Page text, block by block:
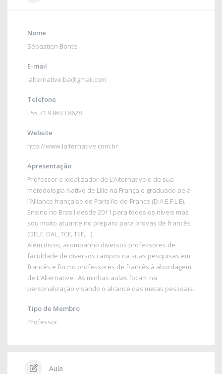
Nome
Sébastien Bonte
E-mail
lalternative.ba@gmail.com
Telefone
+55 71 9 8633 8628
Website
http://www.lalternative.com.br
Apresentação
Professor e idealizador de L’Alternative e de sua
metodologia Nativo de Lille na França e graduado pela
l’Alliance française de Paris île-de-France (D.A.E.F.L.E).
Ensino no Brasil desde 2011 para todos os níveis mas
sou muito atuante no preparo para provas de francês
(DELF, DAL, TCF, TEF,…).
Além disso, acompanho diversos professores de
faculdade de diversos campos na suas pesquisas em
francês e formo professores de francês à abordagem
de L’Alternative. As minhas aulas focam na
personalização visando o alcance das metas pessoais.
Tipo de Membro
Professor
Aula